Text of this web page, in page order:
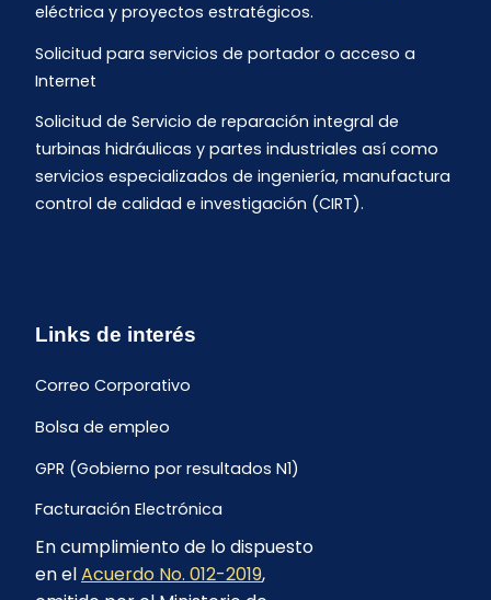
eléctrica y proyectos estratégicos.
Solicitud para servicios de portador o acceso a
Internet
Solicitud de Servicio de reparación integral de
turbinas hidráulicas y partes industriales así como
servicios especializados de ingeniería, manufactura
control de calidad e investigación (CIRT).
Links de interés
Correo Corporativo
Bolsa de empleo
GPR (Gobierno por resultados N1)
Facturación Electrónica
Archivo Histórico de Facturación
Portal Ambiental y Social
En cumplimiento de lo dispuesto
en elAcuerdo No. 012-2019,